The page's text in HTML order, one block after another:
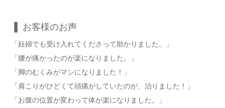
▐ お客様のお声
「妊婦でも受け入れてくださって助かりました。」
「腰が痛かったのが楽になりました。」
「脚のむくみがマシになりました！」
「肩こりがひどくて頭痛がしていたのが、治りました！」
「お腹の位置が変わって体が楽になりました。」